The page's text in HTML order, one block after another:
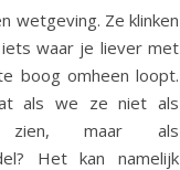
wetgeving. Ze klinken
iets waar je liever met
boog omheen loopt.
als we ze niet als
zien, maar als
Het kan namelijk